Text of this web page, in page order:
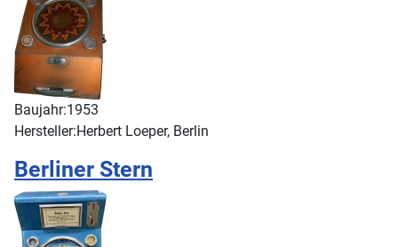
Baujahr:1953
Hersteller:Herbert Loeper, Berlin
Berliner Stern